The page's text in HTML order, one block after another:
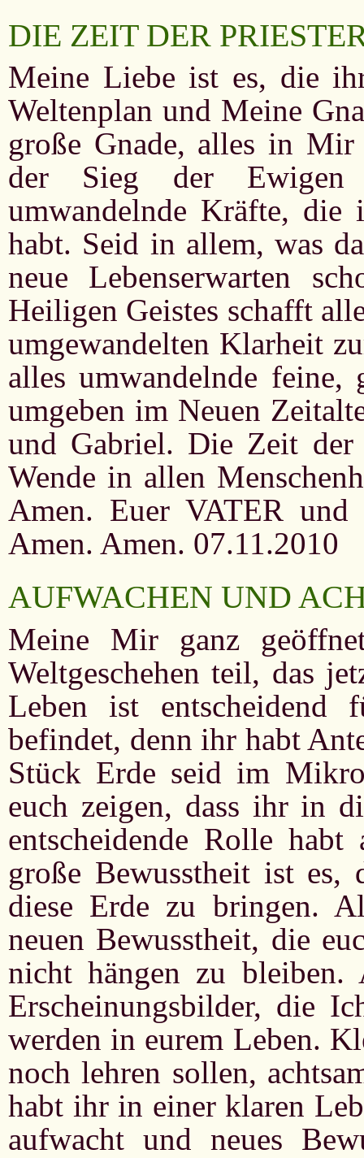
DIE ZEIT DER
Meine Liebe ist es, die
Weltenplan und Meine
große Gnade, alles in
der Sieg der Ewigen
umwandelnde Kräfte,
habt. Seid in allem, was
neue Lebenserwarten
Heiligen Geistes schafft
umgewandelten Klarheit
alles umwandelnde
umgeben im Neuen
und Gabriel. Die Zeit der
Wende in allen
Amen. Euer VATER und
Amen. Amen. 07.11.2010
AUFWACHEN UND
Meine Mir ganz
Weltgeschehen teil, das
Leben ist
befindet, denn ihr habt
Stück Erde seid im
euch zeigen, dass ihr in
entscheidende Rolle
große Bewusstheit ist
diese Erde zu bringen.
neuen Bewusstheit, die
nicht hängen zu bleiben.
Erscheinungsbilder, die
werden in eurem Leben.
noch lehren sollen,
habt ihr in einer klaren
aufwacht und neues